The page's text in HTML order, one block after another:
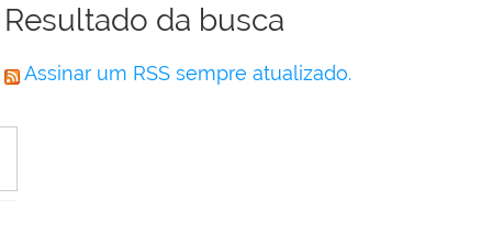
Resultado da busca
Assinar um RSS sempre atualizado.